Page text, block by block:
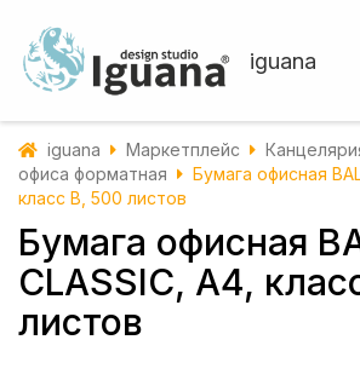
iguana
iguana Маркетплейс
офиса форматная
Бумага офисная
класc B, 500 листов
Бумага офисная
CLASSIC, А4,
листов